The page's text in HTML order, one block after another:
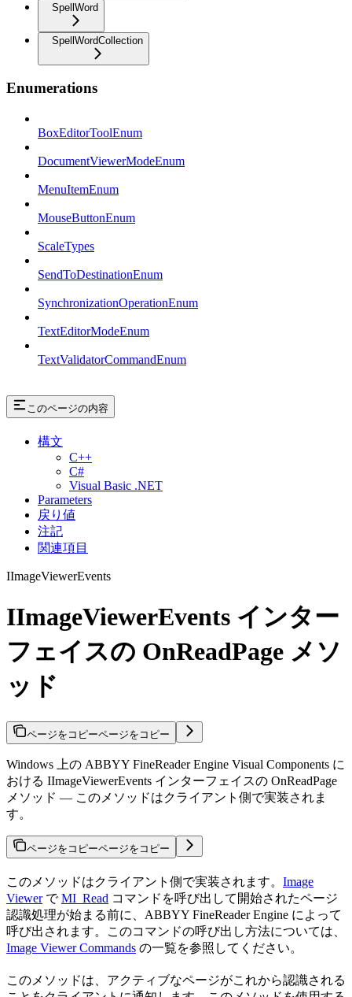
SpellWord
SpellWordCollection
Enumerations
BoxEditorToolEnum
DocumentViewerModeEnum
MenuItemEnum
MouseButtonEnum
ScaleTypes
SendToDestinationEnum
SynchronizationOperationEnum
TextEditorModeEnum
TextValidatorCommandEnum
このページの内容
構文
C++
C#
Visual Basic .NET
Parameters
戻り値
注記
関連項目
IImageViewerEvents
IImageViewerEvents インター
フェイスの OnReadPage メソ
ッド
ページをコピーページをコピー
Windows 上の ABBYY FineReader Engine Visual Components に
おける IImageViewerEvents インターフェイスの OnReadPage
メソッド — このメソッドはクライアント側で実装されま
す。
ページをコピーページをコピー
このメソッドはクライアント側で実装されます。 Image
ViewerでMI_Read コマンドを呼び出して開始されたページ
認識処理が始まる前に、ABBYY FineReader Engine によって
呼び出されます。このコマンドの呼び出し方法については、
Image Viewer Commands の一覧を参照してください。
このメソッドは、アクティブなページがこれから認識される